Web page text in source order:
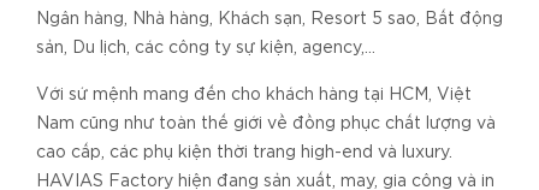
Ngân hàng, Nhà hàng, Khách sạn, Resort 5 sao, Bất động
sản, Du lịch, các công ty sự kiện, agency,...
Với sứ mệnh mang đến cho khách hàng tại HCM, Việt
Nam cũng như toàn thế giới về đồng phục chất lượng và
cao cấp, các phụ kiện thời trang high-end và luxury.
HAVIAS Factory hiện đang sản xuất, may, gia công và in